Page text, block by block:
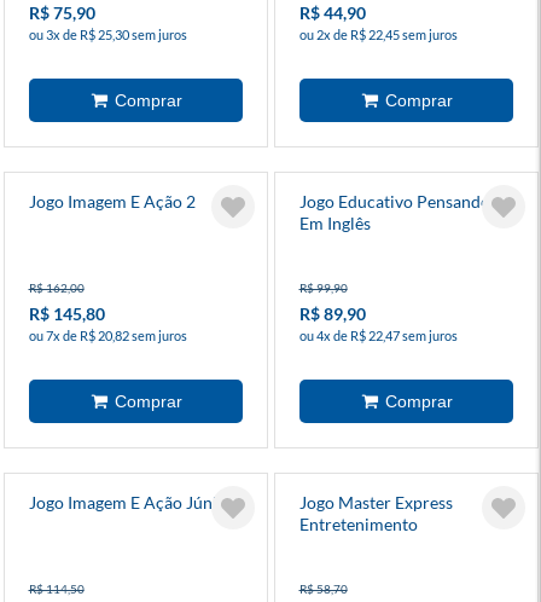
R$ 75,90
ou 3x de R$ 25,30 sem juros
R$ 44,90
ou 2x de R$ 22,45 sem juros
Jogo Imagem E Ação 2
R$ 162,00
R$ 145,80
ou 7x de R$ 20,82 sem juros
Jogo Educativo Pensando
Em Inglês
R$ 99,90
R$ 89,90
ou 4x de R$ 22,47 sem juros
Jogo Imagem E Ação Júnior
R$ 114,50
Jogo Master Express
Entretenimento
R$ 58,70